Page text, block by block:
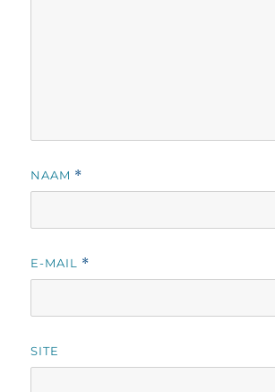
NAAM *
E-MAIL *
SITE